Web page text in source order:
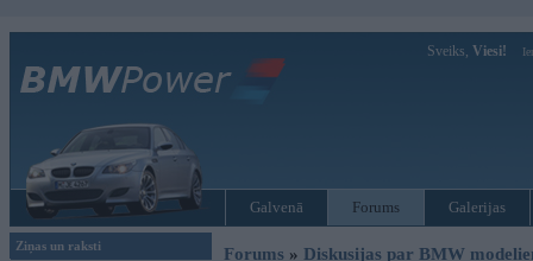
Sveiks, Viesi!
Galvenā Forums Galerijas
Ziņas un raksti
Forums » Diskusijas par BMW